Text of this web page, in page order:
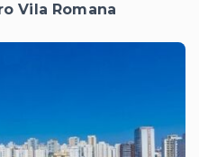
Vila Romana